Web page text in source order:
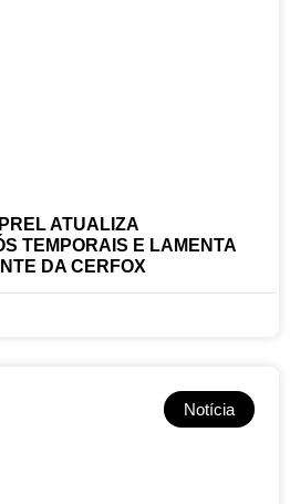
ATUALIZA
TEMPORAIS E LAMENTA
DA CERFOX
Notícia